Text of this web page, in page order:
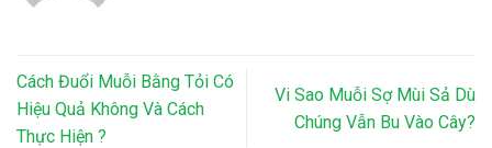
Cách Đuổi Muỗi Bằng Tỏi Có
Hiệu Quả Không Và Cách
Thực Hiện ?
Vi Sao Muỗi Sợ Mùi Sả Dù
Chúng Vẫn Bu Vào Cây?